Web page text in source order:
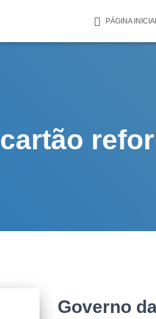
PÁGINA
cartão
Governo